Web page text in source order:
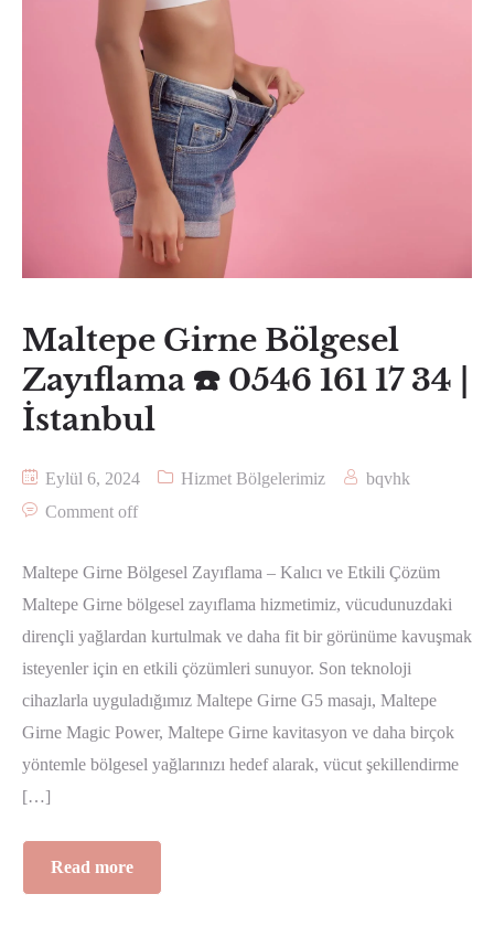
Maltepe Girne Bölgesel
Zayıflama ☎️ 0546 161 17 34 |
İstanbul
Eylül 6, 2024 Hizmet Bölgelerimiz
bqvhk
Comment off
Maltepe Girne Bölgesel Zayıflama – Kalıcı ve Etkili Çözüm
Maltepe Girne bölgesel zayıflama hizmetimiz, vücudunuzdaki
dirençli yağlardan kurtulmak ve daha fit bir görünüme kavuşmak
isteyenler için en etkili çözümleri sunuyor. Son teknoloji
cihazlarla uyguladığımız Maltepe Girne G5 masajı, Maltepe
Girne Magic Power, Maltepe Girne kavitasyon ve daha birçok
yöntemle bölgesel yağlarınızı hedef alarak, vücut şekillendirme
[…]
Read more